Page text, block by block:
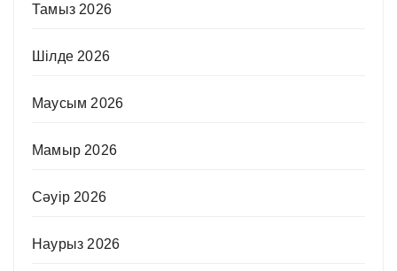
Тамыз 2026
Шілде 2026
Маусым 2026
Мамыр 2026
Сәуір 2026
Наурыз 2026